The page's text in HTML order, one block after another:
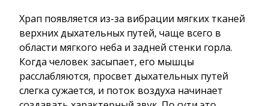
Храп появляется из-за вибрации мягких тканей
верхних дыхательных путей, чаще всего в
области мягкого неба и задней стенки горла.
Когда человек засыпает, его мышцы
расслабляются, просвет дыхательных путей
слегка сужается, и поток воздуха начинает